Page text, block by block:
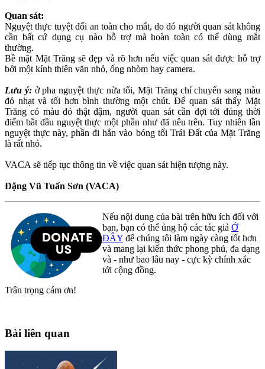
Quan sát:
Nguyệt thực tuyệt đối an toàn cho mắt, do đó người quan sát không
cần bất cứ dụng cụ nào hỗ trợ mà hoàn toàn có thể dùng mắt
thường.
Bề mặt Mặt Trăng sẽ đẹp và rõ hơn nếu việc quan sát được hỗ trợ
bởi một kính thiên văn nhỏ, ống nhòm hay camera.
Lưu ý:ở pha nguyệt thực nửa tối, Mặt Trăng chỉ chuyển sang màu
đỏ nhạt và tối hơn bình thường một chút. Để quan sát thấy Mặt
Trăng có màu đỏ thật đậm, người quan sát cần đợi tới đúng thời
điểm bắt đầu nguyệt thực một phần như đã nêu trên. Tuy nhiên lần
nguyệt thực này, phần đi hẳn vào bóng tối Trái Đất của Mặt Trăng
là rất nhỏ.
VACA sẽ tiếp tục thông tin về việc quan sát hiện tượng này.
Đặng Vũ Tuấn Sơn (VACA)
Nếu nội dung của bài trên hữu ích đối với
bạn, bạn có thể ủng hộ các tác giả Ở
ĐÂY để chúng tôi làm ngày càng tốt hơn
và mang lại kiến thức phong phú, đa dạng
và - như bao lâu nay - cực kỳ chính xác
tới cộng đồng.
Trân trọng cám ơn!
Bài liên quan